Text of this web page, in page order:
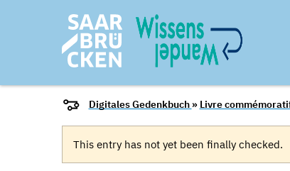
Digitales Gedenkbuch » Livre
This entry has not yet been finally checked.